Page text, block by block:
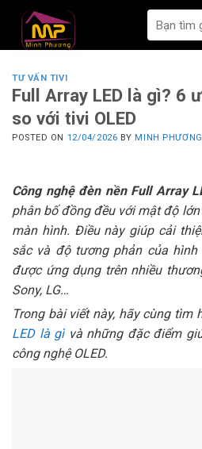
nội
kiếm:
TƯ VẤN TIVI
Full Array LED là gì? 6
so với tivi OLED
POSTED ON 12/04/2026 BY MINH PHƯƠNG
Công nghệ đèn nền Full Array
phân bố đồng đều với mật độ
màn hình. Điều này giúp cải
sắc và độ tương phản của hình
được ứng dụng trên nhiều
Sony, LG…
Trong bài viết này, hãy cùng tìm
LED là gìvà những đặc điểm
công nghệ OLED.